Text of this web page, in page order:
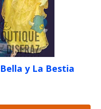
y La Bestia